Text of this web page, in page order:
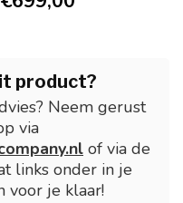
product?
Neem gerust
via
of via de
links onder in je
voor je klaar!